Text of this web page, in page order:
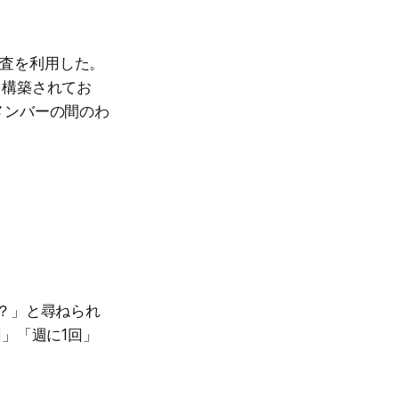
を利用した。
築されてお
バーの間のわ
」と尋ねられ
「週に1回」